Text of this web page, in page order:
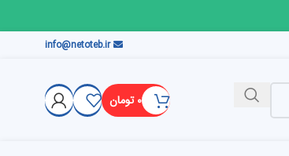
info@netoteb.ir
۰ تومان